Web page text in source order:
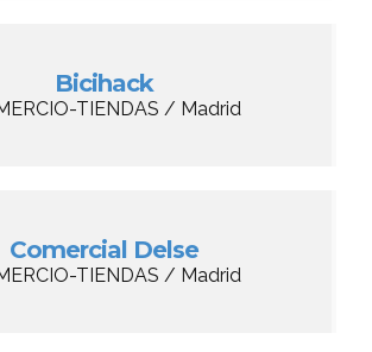
Bicihack
TIENDAS / Madrid
Comercial Delse
TIENDAS / Madrid